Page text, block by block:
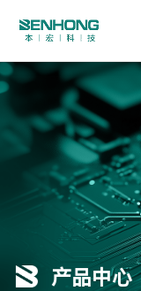
产品中心